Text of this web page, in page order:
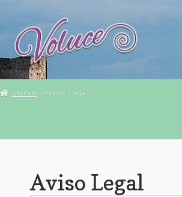
la
navegación
al
contenido
Mi Pueblo (Calatañazor)
Carrito
Inicio Aviso Legal
Aviso Legal